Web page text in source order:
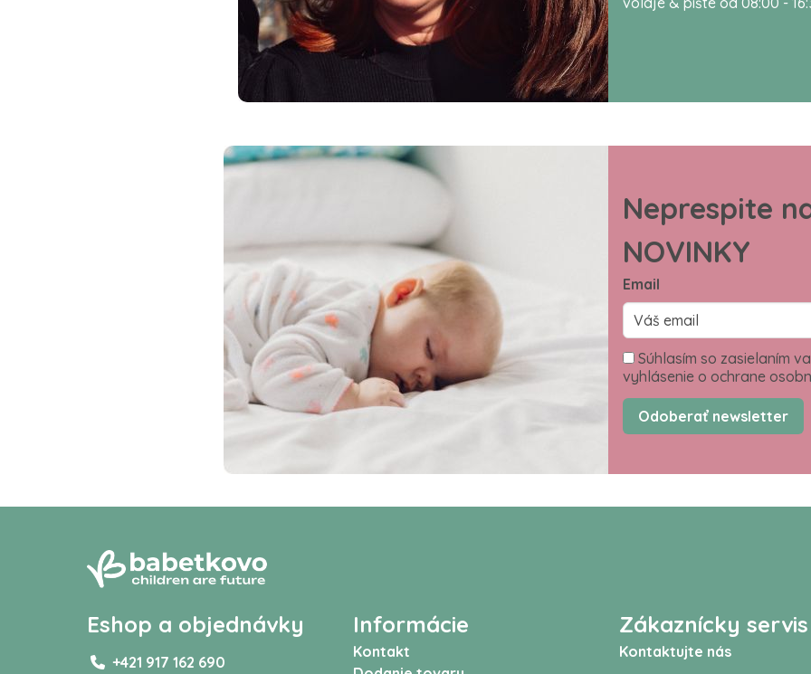
Neprespite
NOVINKY
Email
Súhlasím so zasielaním
vyhlásenie o ochrane
Odoberať newsletter
Eshop a objednávky
+421 917 162 690
Informácie
Kontakt
Zákaznícky servis
Kontaktujte nás